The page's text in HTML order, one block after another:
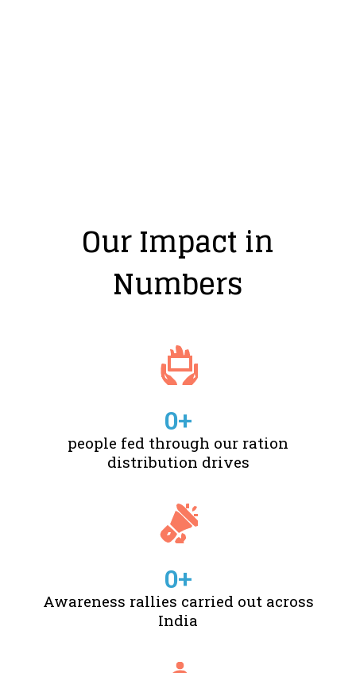
Our Impact in
Numbers
people fed through our ration
distribution drives
0+
Awareness rallies carried out across
India
0+